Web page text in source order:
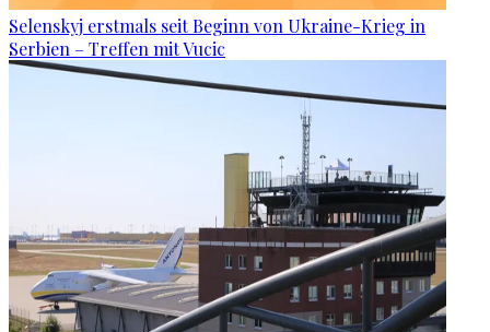
Selenskyj erstmals seit Beginn von Ukraine-Krieg in
Serbien – Treffen mit Vucic